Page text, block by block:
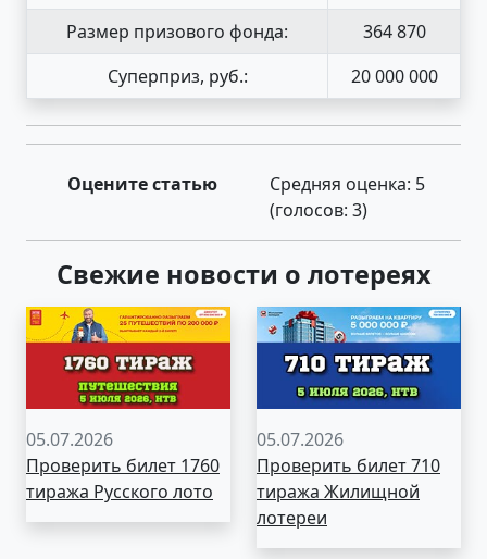
Размер призового фонда:
364 870
Суперприз, руб.:
20 000 000
Оцените статью Средняя оценка: 5
(голосов: 3)
Свежие новости о лотереях
05.07.2026
Проверить билет 1760
тиража Русского лото
05.07.2026
Проверить билет 710
тиража Жилищной
лотереи